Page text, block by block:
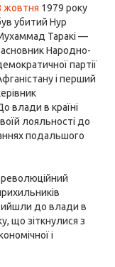
жовтня 1979 року
убитий Нур
Таракі —
Народно-
партії
і перший
влади в країні
лояльності до
подальшого
до влади в
що зіткнулися з
і